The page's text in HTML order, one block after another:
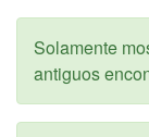
Solamente
antiguos